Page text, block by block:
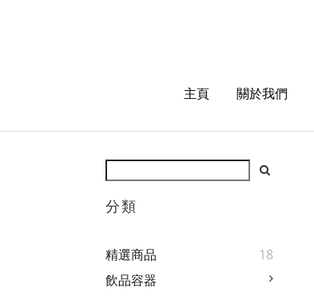
主頁 關於我們
分類
精選商品
18
飲品容器